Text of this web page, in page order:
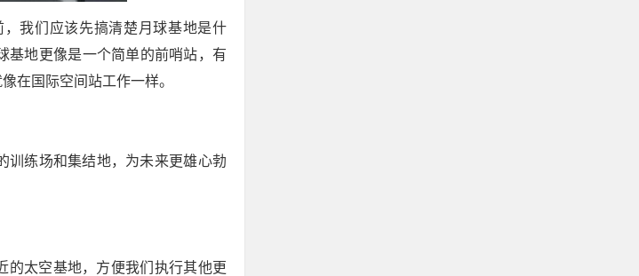
我们应该先搞清楚月球基地是什
基地更像是一个简单的前哨站，有
在国际空间站工作一样。
训练场和集结地，为未来更雄心勃
的太空基地，方便我们执行其他更